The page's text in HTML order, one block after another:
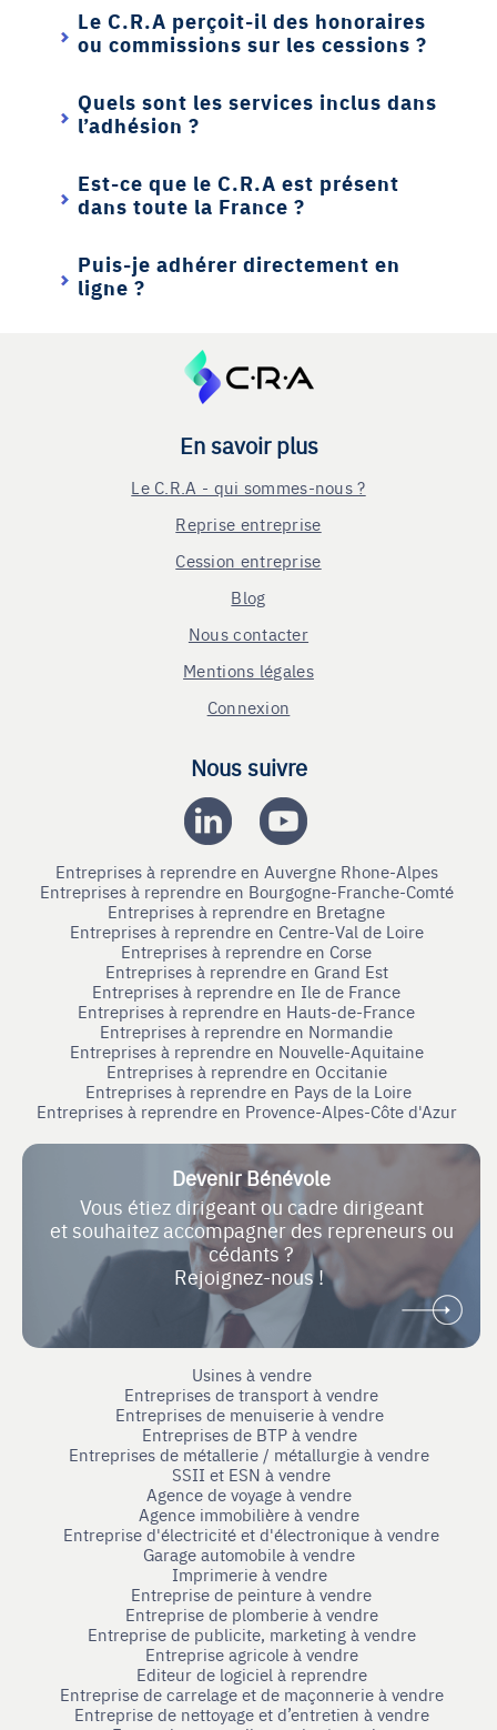
Le C.R.A perçoit-il des honoraires
ou commissions sur les cessions ?
Quels sont les services inclus dans
l’adhésion ?
Est-ce que le C.R.A est présent
dans toute la France ?
Puis-je adhérer directement en
ligne ?
En savoir plus
Le C.R.A - qui sommes-nous ?
Reprise entreprise
Cession entreprise
Blog
Nous contacter
Mentions légales
Connexion
Nous suivre
Entreprises à reprendre en Auvergne Rhone-Alpes
Entreprises à reprendre en Bourgogne-Franche-Comté
Entreprises à reprendre en Bretagne
Entreprises à reprendre en Centre-Val de Loire
Entreprises à reprendre en Corse
Entreprises à reprendre en Grand Est
Entreprises à reprendre en Ile de France
Entreprises à reprendre en Hauts-de-France
Entreprises à reprendre en Normandie
Entreprises à reprendre en Nouvelle-Aquitaine
Entreprises à reprendre en Occitanie
Entreprises à reprendre en Pays de la Loire
Entreprises à reprendre en Provence-Alpes-Côte d'Azur
Devenir Bénévole
Vous étiez dirigeant ou cadre dirigeant
et souhaitez accompagner des repreneurs ou
cédants ?
Rejoignez-nous !
Usines à vendre
Entreprises de transport à vendre
Entreprises de menuiserie à vendre
Entreprises de BTP à vendre
Entreprises de métallerie / métallurgie à vendre
SSII et ESN à vendre
Agence de voyage à vendre
Agence immobilière à vendre
Entreprise d'électricité et d'électronique à vendre
Garage automobile à vendre
Imprimerie à vendre
Entreprise de peinture à vendre
Entreprise de plomberie à vendre
Entreprise de publicite, marketing à vendre
Entreprise agricole à vendre
Editeur de logiciel à reprendre
Entreprise de carrelage et de maçonnerie à vendre
Entreprise de nettoyage et d’entretien à vendre